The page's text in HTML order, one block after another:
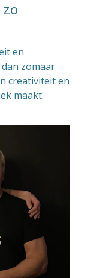
en
zomaar
creativiteit en
maakt.